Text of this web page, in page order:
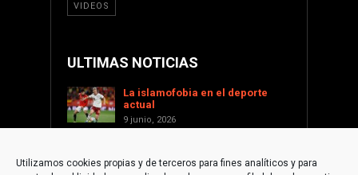
Utilizamos cookies propias y de terceros para fines analíticos y para
VIDEOS
ULTIMAS NOTICIAS
La islamofobia en el deporte
actual
9 junio, 2026
17 enero, 2026